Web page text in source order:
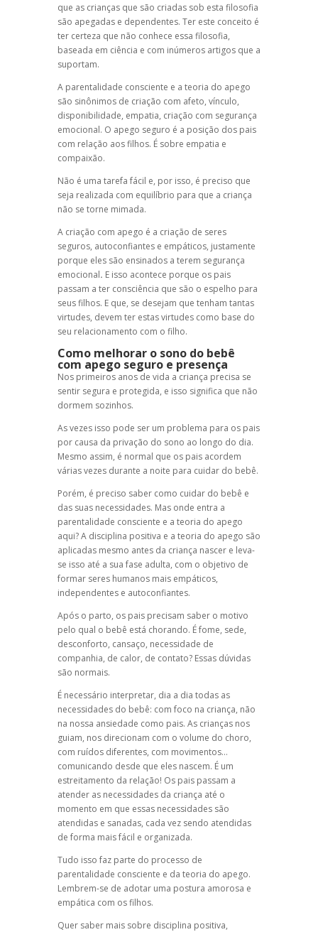
que as crianças que são criadas sob esta filosofia
são apegadas e dependentes. Ter este conceito é
ter certeza que não conhece essa filosofia,
baseada em ciência e com inúmeros artigos que a
suportam.
A parentalidade consciente e a teoria do apego
são sinônimos de criação com afeto, vínculo,
disponibilidade, empatia, criação com segurança
emocional. O apego seguro é a posição dos pais
com relação aos filhos. É sobre empatia e
compaixão.
Não é uma tarefa fácil e, por isso, é preciso que
seja realizada com equilíbrio para que a criança
não se torne mimada.
A criação com apego é a criação de seres
seguros, autoconfiantes e empáticos, justamente
porque eles são ensinados a terem segurança
emocional. E isso acontece porque os pais
passam a ter consciência que são o espelho para
seus filhos. E que, se desejam que tenham tantas
virtudes, devem ter estas virtudes como base do
seu relacionamento com o filho.
Como melhorar o sono do bebê
com apego seguro e presença
Nos primeiros anos de vida a criança precisa se
sentir segura e protegida, e isso significa que não
dormem sozinhos.
As vezes isso pode ser um problema para os pais
por causa da privação do sono ao longo do dia.
Mesmo assim, é normal que os pais acordem
várias vezes durante a noite para cuidar do bebê.
Porém, é preciso saber como cuidar do bebê e
das suas necessidades. Mas onde entra a
parentalidade consciente e a teoria do apego
aqui? A disciplina positiva e a teoria do apego são
aplicadas mesmo antes da criança nascer e leva-
se isso até a sua fase adulta, com o objetivo de
formar seres humanos mais empáticos,
independentes e autoconfiantes.
Após o parto, os pais precisam saber o motivo
pelo qual o bebê está chorando. É fome, sede,
desconforto, cansaço, necessidade de
companhia, de calor, de contato? Essas dúvidas
são normais.
É necessário interpretar, dia a dia todas as
necessidades do bebê: com foco na criança, não
na nossa ansiedade como pais. As crianças nos
guiam, nos direcionam com o volume do choro,
com ruídos diferentes, com movimentos…
comunicando desde que eles nascem. É um
estreitamento da relação! Os pais passam a
atender as necessidades da criança até o
momento em que essas necessidades são
atendidas e sanadas, cada vez sendo atendidas
de forma mais fácil e organizada.
Tudo isso faz parte do processo de
parentalidade consciente e da teoria do apego.
Lembrem-se de adotar uma postura amorosa e
empática com os filhos.
Quer saber mais sobre disciplina positiva,